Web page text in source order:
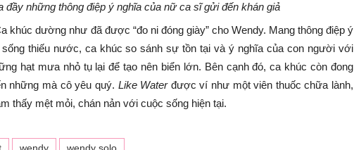
những thông điệp ý nghĩa của nữ ca sĩ gửi đến khán giả
khúc dường như đã được “đo ni đóng giày” cho Wendy. Mang thông điệp ý
thiếu nước, ca khúc so sánh sự tồn tại và ý nghĩa của con người với
hạt mưa nhỏ tụ lại để tạo nên biển lớn. Bên cạnh đó, ca khúc còn đong
những mà cô yêu quý. Like Waterđược ví như một viên thuốc chữa lành,
thấy mệt mỏi, chán nản với cuộc sống hiện tại.